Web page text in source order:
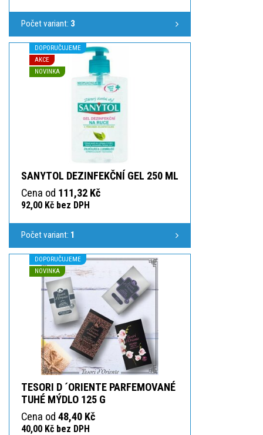
Počet variant: 3
DOPORUČUJEME
AKCE
NOVINKA
SANYTOL DEZINFEKČNÍ GEL 250 ML
Cena od 111,32 Kč
92,00 Kč bez DPH
Počet variant: 1
DOPORUČUJEME
NOVINKA
TESORI D ´ORIENTE PARFEMOVANÉ
TUHÉ MÝDLO 125 G
Cena od 48,40 Kč
40,00 Kč bez DPH